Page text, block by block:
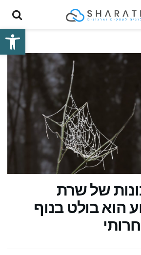
פתח
של שרת
הוא בולט בנוף